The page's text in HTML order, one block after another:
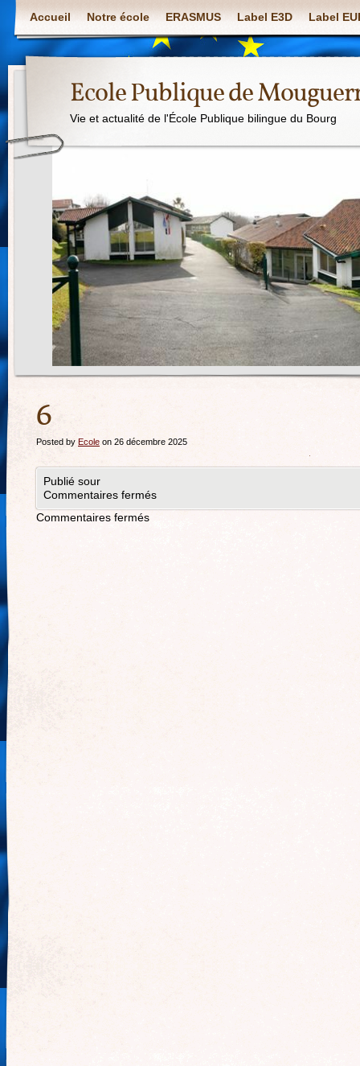
Accueil Notre école ERASMUS Label E3D Label
Ecole Publique de
Vie et actualité de l'École Publique bilingue du Bourg
6
Posted by Ecole on 26 décembre 2025
Publié sour
Commentaires fermés
Commentaires fermés